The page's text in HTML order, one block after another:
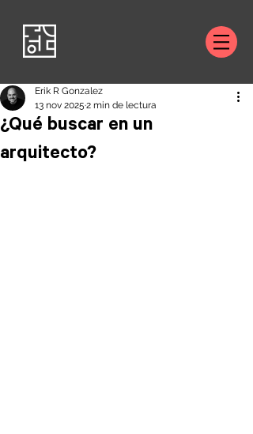
¿Qué buscar en un
arquitecto?
Erik R Gonzalez
13 nov 2025 2 min de lectura